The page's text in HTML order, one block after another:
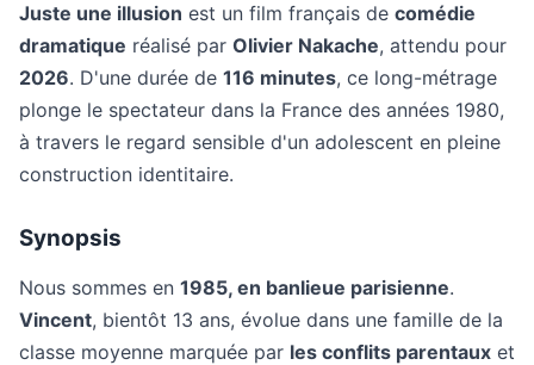
Juste une illusion est un film français de comédie
dramatique réalisé par Olivier Nakache, attendu pour
2026. D'une durée de 116 minutes, ce long-métrage
plonge le spectateur dans la France des années 1980,
à travers le regard sensible d'un adolescent en pleine
construction identitaire.
Synopsis
Nous sommes en 1985, en banlieue parisienne.
Vincent, bientôt 13 ans, évolue dans une famille de la
classe moyenne marquée par les conflits parentaux et